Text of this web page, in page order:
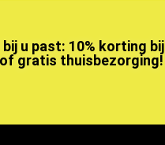
bij u past: 10% korting bij
gratis thuisbezorging!